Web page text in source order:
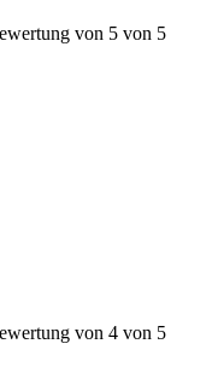
von 5 von 5
von 4 von 5